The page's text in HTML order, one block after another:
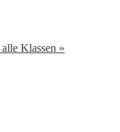
Klassen »